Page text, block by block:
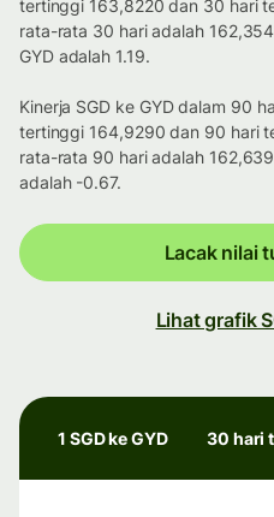
tertinggi 163,8220 dan 30 hari
rata-rata 30 hari adalah
GYD adalah 1.19.
Kinerja SGD ke GYD dalam 90
tertinggi 164,9290 dan 90 hari
rata-rata 90 hari adalah
adalah -0.67.
Lacak nilai
Lihat grafik
1 SGD ke GYD 30 hari